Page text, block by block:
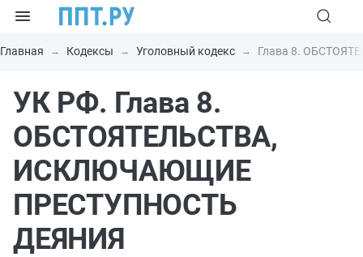
Главная Кодексы Уголовный кодекс Глава 8.
УК РФ. Глава 8.
ОБСТОЯТЕЛЬСТВА,
ИСКЛЮЧАЮЩИЕ
ПРЕСТУПНОСТЬ
ДЕЯНИЯ